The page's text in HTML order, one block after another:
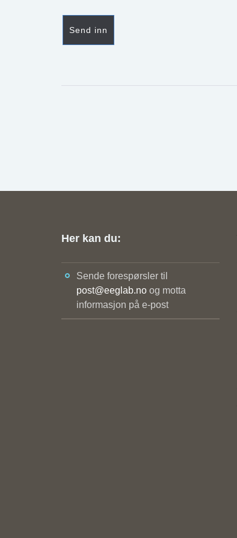
Her kan du:
Sende forespørsler til
post@eeglab.no og motta
informasjon på e-post